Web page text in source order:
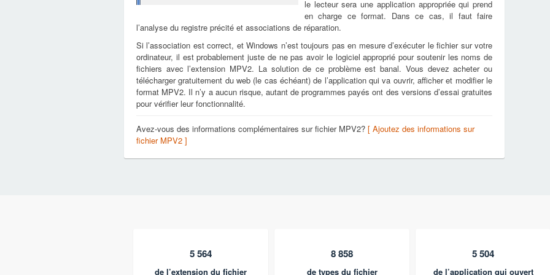
le lecteur sera une application appropriée qui prend
en charge ce format. Dans ce cas, il faut faire
l’analyse du registre précité et associations de réparation.
Si l’association est correct, et Windows n’est toujours pas en mesure d’exécuter le fichier sur votre
ordinateur, il est probablement juste de ne pas avoir le logiciel approprié pour soutenir les noms de
fichiers avec l’extension MPV2. La solution de ce problème est banal. Vous devez acheter ou
télécharger gratuitement du web (le cas échéant) de l’application qui va ouvrir, afficher et modifier le
format MPV2. Il n’y a aucun risque, autant de programmes payés ont des versions d’essai gratuites
pour vérifier leur fonctionnalité.
Avez-vous des informations complémentaires sur fichier MPV2? [ Ajoutez des informations sur
fichier MPV2 ]
5 564
de l’extension du fichier
8 858
de types du fichier
5 504
de l’application qui ouvert